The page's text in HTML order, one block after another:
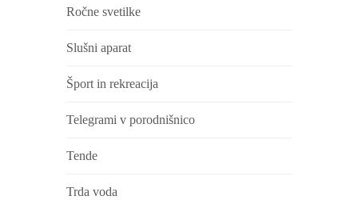
Ročne svetilke
Slušni aparat
Šport in rekreacija
Telegrami v porodnišnico
Tende
Trda voda